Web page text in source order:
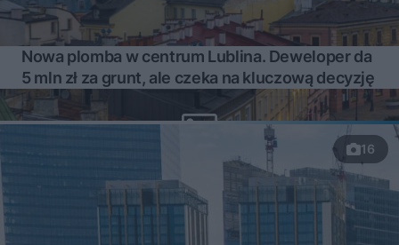
Nowa plomba w centrum Lublina. Deweloper da
5 mln zł za grunt, ale czeka na kluczową decyzję
16